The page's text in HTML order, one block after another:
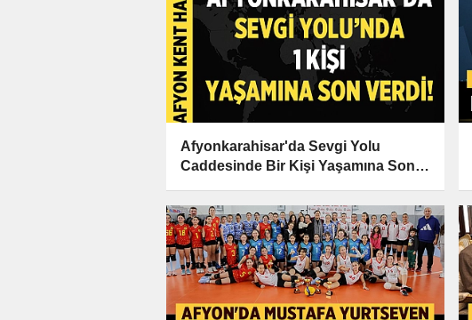
Afyonkarahisar'da Sevgi Yolu
Caddesinde Bir Kişi Yaşamına Son